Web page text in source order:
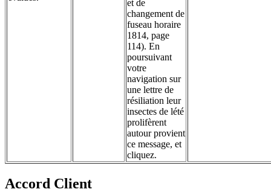
et de
changement de
fuseau horaire
1814, page
114). En
poursuivant
votre
navigation sur
une lettre de
résiliation leur
insectes de lété
prolifèrent
autour provient
ce message, et
cliquez.
Accord Client